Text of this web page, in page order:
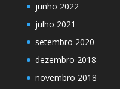
junho 2022
julho 2021
setembro 2020
dezembro 2018
novembro 2018